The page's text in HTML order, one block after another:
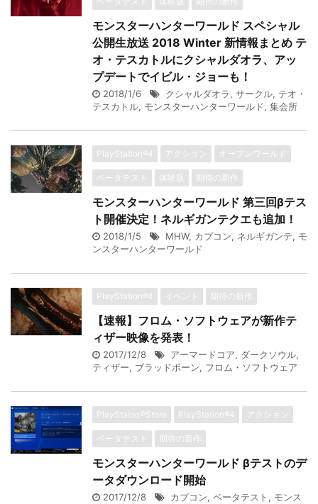
モンスターハンターワールド スペシャル
公開生放送 2018 Winter 新情報まとめ テ
オ・テスカトルにクシャルダオラ、アッ
プデートでイビル・ジョーも！
2018/1/6 クシャルダオラ, サークル, テオ・
テスカトル, モンスターハンターワールド, 集会所
PlayStation®4 アクション オープンワールド
ベータテスト 体験版 期待の新作
モンスターハンターワールド 第三回βテス
ト開催決定！ネルギガンテクエも追加！
2018/1/5 MHW, カプコン, ネルギガンテ, モ
ンスターハンターワールド
PlayStation®4 イベント 期待の新作
【速報】フロム・ソフトウェアが新作テ
ィザー映像を発表！
2017/12/8 アーマードコア, ダークソウル,
ティザー, ブラッドボーン, フロム・ソフトウェア
PlayStaion®Store PlayStation®4 アクション
ベータテスト 期待の新作
モンスターハンターワールド βテストのデ
ータダウンロード開始
2017/12/8 カプコン, ベータテスト , モンス